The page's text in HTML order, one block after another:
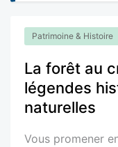
Patrimoine & Histoire
La forêt au
légendes
naturelles
Vous promener